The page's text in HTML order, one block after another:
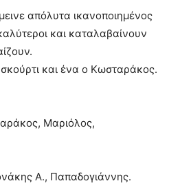
απόλυτα ικανοποιημένος
και καταλαβαίνουν
και ένα ο Κωσταράκος.
Μαριόλος,
Α., Παπαδογιάννης.